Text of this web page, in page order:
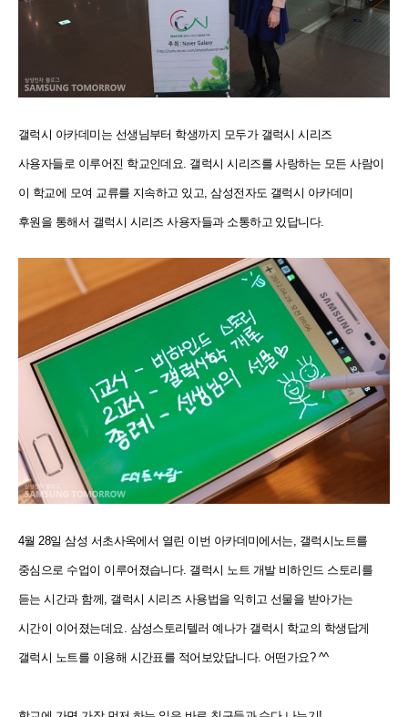
갤럭시 아카데미는 선생님부터 학생까지 모두가 갤럭시 시리즈
사용자들로 이루어진 학교인데요. 갤럭시 시리즈를 사랑하는 모든 사람이
이 학교에 모여 교류를 지속하고 있고, 삼성전자도 갤럭시 아카데미
후원을 통해서 갤럭시 시리즈 사용자들과 소통하고 있답니다.
4월 28일 삼성 서초사옥에서 열린 이번 아카데미에서는, 갤럭시노트를
중심으로 수업이 이루어졌습니다. 갤럭시 노트 개발 비하인드 스토리를
듣는 시간과 함께, 갤럭시 시리즈 사용법을 익히고 선물을 받아가는
시간이 이어졌는데요. 삼성스토리텔러 예나가 갤럭시 학교의 학생답게
갤럭시 노트를 이용해 시간표를 적어보았답니다. 어떤가요? ^^